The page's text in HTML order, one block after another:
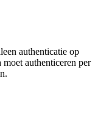
authenticatie op
authenticeren per